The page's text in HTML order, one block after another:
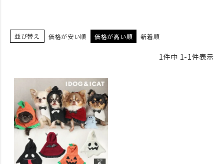
並び替え 価格が安い順 価格が高い順 新着順
1件中 1-1件表示